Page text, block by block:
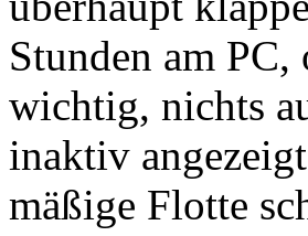
Stunden am PC,
wichtig, nichts
inaktiv
mäßige Flotte